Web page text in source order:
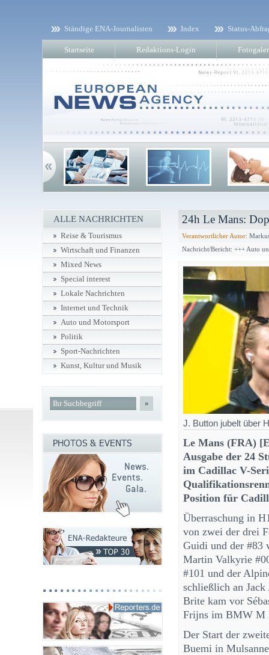
Ständige ENA-Journalisten Index Status-
Startseite Redaktions-Login
24h Le Mans:
Verantwortlicher Autor:
Nachricht/Bericht: +++ Auto
J. Button jubelt über
Le Mans (FRA)
Ausgabe der 24
im Cadillac V-
Position für
Überraschung in
von zwei der drei
Guidi und der #83
Martin Valkyrie
#101 und der
schließlich an
Brite kam vor
Frijns im BMW M
Der Start der
Buemi in
ALLE NACHRICHTEN
Reise & Tourismus
Wirtschaft und Finanzen
Mixed News
Special interest
Lokale Nachrichten
Internet und Technik
Auto und Motorsport
Politik
Sport-Nachrichten
Kunst, Kultur und Musik
»